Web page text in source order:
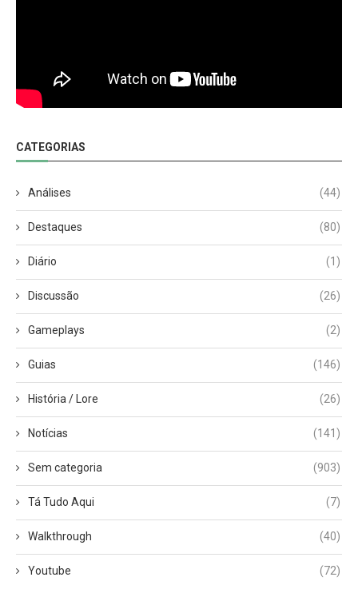
CATEGORIAS
Análises (44)
Destaques (80)
Diário (1)
Discussão (26)
Gameplays (2)
Guias (146)
História / Lore (26)
Notícias (141)
Sem categoria (903)
Tá Tudo Aqui (7)
Walkthrough (40)
Youtube (72)